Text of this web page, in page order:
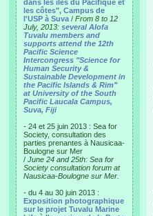
dans les îles du Pacifique et
les côtes", Campus de
l'USP à Suva / From 8 to 12
July, 2013: several Alofa
Tuvalu members and
supports attend the 12th
Pacific Science
Intercongress "Science for
Human Security &
Sustainable Development in
the Pacific Islands & Rim"
at University of the South
Pacific Laucala Campus,
Suva, Fiji
- 24 et 25 juin 2013 : Sea for
Society, consultation des
parties prenantes à Nausicaa-
Boulogne sur Mer
/ June 24 and 25th: Sea for
Society consultation forum at
Nausicaa-Boulogne sur Mer.
- du 4 au 30 juin 2013 :
Exposition photographique
sur le projet Tuvalu Marine